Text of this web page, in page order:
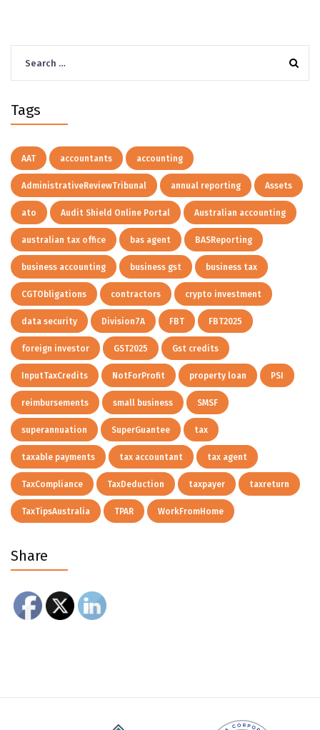
for:
Tags
AAT accountants accounting
AdministrativeReviewTribunal annual reporting Assets
ato Audit Shield Online Portal Australian accounting
australian tax office bas agent BASReporting
business accounting business gst business tax
CGTObligations contractors crypto investment
data security Division7A FBT FBT2025
foreign investor GST2025 Gst credits
InputTaxCredits NotForProfit property loan PSI
reimbursements small business SMSF
superannuation SuperGuantee tax
taxable payments tax accountant tax agent
TaxCompliance TaxDeduction taxpayer taxreturn
TaxTipsAustralia TPAR WorkFromHome
Share